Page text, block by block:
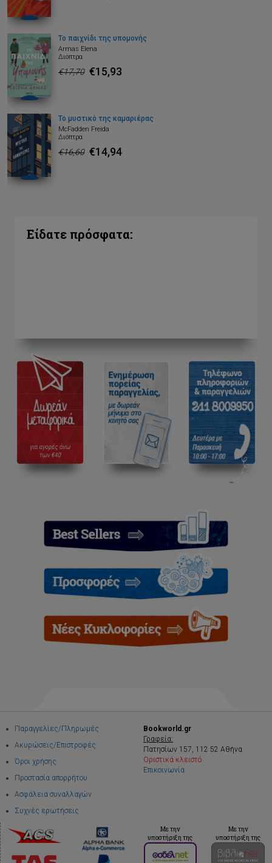
Το παιχνίδι της υπομονής
Armas Elena
Διόπτρα
€17,70 €15,93
Το μυστικό της καμαριέρας
McFadden Freida
Διόπτρα
€16,60 €14,94
Είδατε πρόσφατα:
Παραγγελίες/Πληρωμές
Ακυρώσεις/Επιστροφές
Όροι χρήσης
Προστασία απορρήτου
Ασφάλεια συναλλαγών
Συχνές ερωτήσεις
Bookworld.gr
Γραφεία:
Πατησίων 157, 112 52 Αθήνα
Οριστικά κλειστό
Επικοινωνία
Με την
υποστήριξη της
Με την
υποστήριξη της